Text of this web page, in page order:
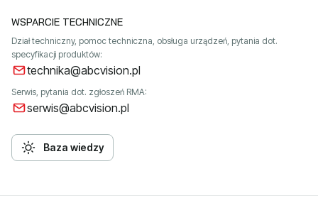
WSPARCIE TECHNICZNE
Dział techniczny, pomoc techniczna, obsługa urządzeń, pytania dot.
specyfikacji produktów:
technika@abcvision.pl
Serwis, pytania dot. zgłoszeń RMA:
serwis@abcvision.pl
Baza wiedzy